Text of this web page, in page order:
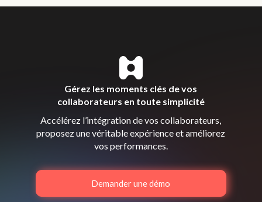
Gérez les moments clés de vos
collaborateurs en toute simplicité
Accélérez l’intégration de vos collaborateurs,
proposez une véritable expérience et améliorez
vos performances.
Demander une démo